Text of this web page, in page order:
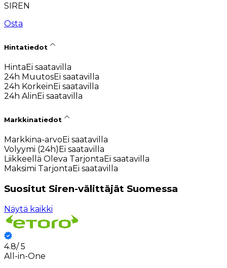
SIREN
Osta
Hintatiedot
HintaEi saatavilla
24h MuutosEi saatavilla
24h KorkeinEi saatavilla
24h AlinEi saatavilla
Markkinatiedot
Markkina-arvo Ei saatavilla
Volyymi (24h) Ei saatavilla
Liikkeellä Oleva Tarjonta Ei saatavilla
Maksimi Tarjonta Ei saatavilla
Suositut Siren-välittäjät Suomessa
Näytä kaikki
4.8/5
All-in-One